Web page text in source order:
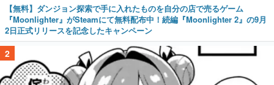
【無料】ダンジョン探索で手に入れたものを自分の店で売るゲーム
『Moonlighter』がSteamにて無料配布中！続編『Moonlighter 2』の9月
2日正式リリースを記念したキャンペーン
2